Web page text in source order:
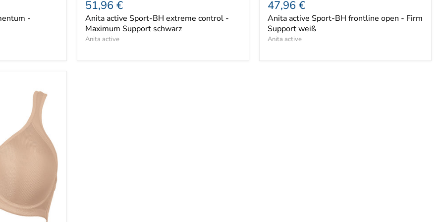
-
Preis
Aktueller
Preis
51,96 €
Anita active Sport-BH extreme control -
Maximum Support schwarz
Anita active
Preis
Aktueller
Preis
47,96 €
Anita active Sport-BH frontline open - Firm
Support weiß
Anita active